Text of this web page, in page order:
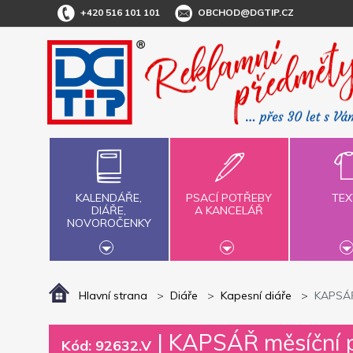
+420 516 101 101 OBCHOD@DGTIP.CZ
KALENDÁŘE,
DIÁŘE,
NOVOROČENKY
PSACÍ POTŘEBY
A KANCELÁŘ
Hlavní strana Diáře Kapesní diáře
Kód: 92632.V | KAPSÁŘ